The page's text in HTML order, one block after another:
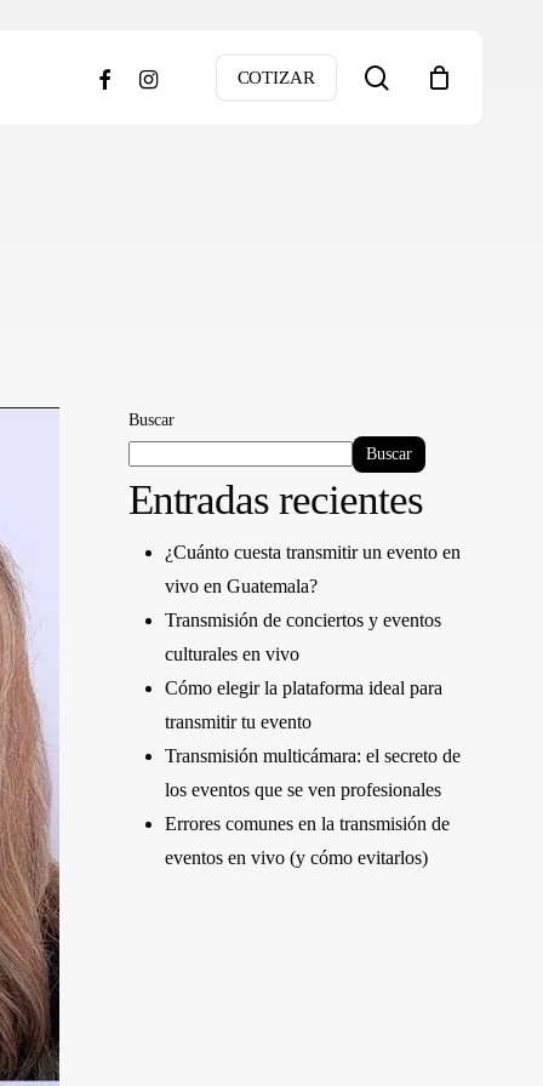
COTIZAR search
facebookinstagram
Buscar
Buscar
Entradas recientes
¿Cuánto cuesta transmitir un evento en
vivo en Guatemala?
Transmisión de conciertos y eventos
culturales en vivo
Cómo elegir la plataforma ideal para
transmitir tu evento
Transmisión multicámara: el secreto de
los eventos que se ven profesionales
Errores comunes en la transmisión de
eventos en vivo (y cómo evitarlos)